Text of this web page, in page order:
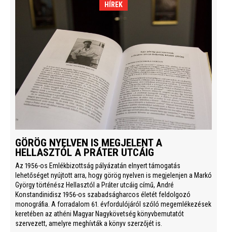
HÍREK
GÖRÖG NYELVEN IS MEGJELENT A
HELLASZTÓL A PRÁTER UTCÁIG
Az 1956-os Emlékbizottság pályázatán elnyert támogatás
lehetőséget nyújtott arra, hogy görög nyelven is megjelenjen a Markó
György történész Hellasztól a Práter utcáig című, André
Konstandinidisz 1956-os szabadságharcos életét feldolgozó
monográfia. A forradalom 61. évfordulójáról szóló megemlékezések
keretében az athéni Magyar Nagykövetség könyvbemutatót
szervezett, amelyre meghívták a könyv szerzőjét is.